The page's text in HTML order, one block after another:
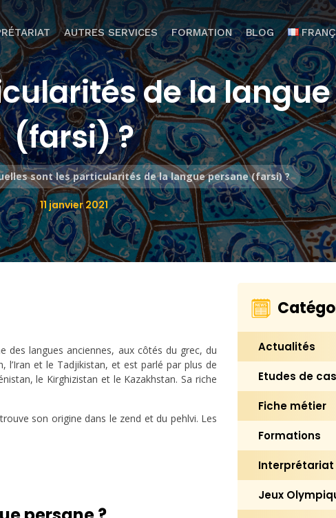
AUTRES SERVICES FORMATION BLOG
de la
(farsi) ?
sont les particularités de la langue persane (farsi) ?
11 janvier 2021
des langues anciennes, aux côtés du grec, du
l’Iran et le Tadjikistan, et est parlé par plus de
le Kirghizistan et le Kazakhstan. Sa riche
son origine dans le zend et du pehlvi. Les
Actualités
Etudes de
Fiche métier
Formations
Interprétariat
Jeux